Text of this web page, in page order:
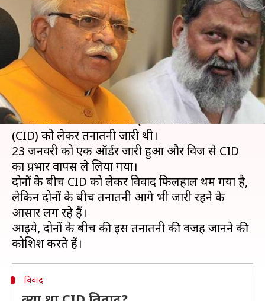
भी खट्टर और विज के बीच क्यों जारी
है तनातनी?
लेखन प्रमोद कुमार Feb 04, 2020 10:52 am
क्या है खबर?
पिछले सप्ताह तक हरियाणा के मुख्यमंत्री और गृह मंत्री
अनिल विज के बीच क्रिमिनल इन्वेस्टिगेशन डिपार्टमेंट
(CID) को लेकर तनातनी जारी थी।
23 जनवरी को एक ऑर्डर जारी हुआ और विज से CID
का प्रभार वापस ले लिया गया।
दोनों के बीच CID को लेकर विवाद फिलहाल थम गया है,
लेकिन दोनों के बीच तनातनी आगे भी जारी रहने के
आसार लग रहे हैं।
आइये, दोनों के बीच की इस तनातनी की वजह जानने की
विवाद